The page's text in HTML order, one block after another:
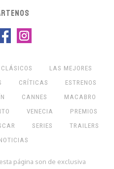
CLÁSICOS
LAS MEJORES
CRÍTICAS
ESTRENOS
CANNES
MACABRO
VENECIA
PREMIOS
SERIES
TRAILERS
página son de exclusiva